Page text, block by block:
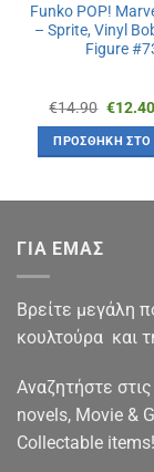
Funko POP!
– Sprite, Vinyl
Figure
€14.90 Original
was:
€12.40
ΠΡΟΣΘΉΚΗ ΣΤΟ
ΓΙΑ ΕΜΑΣ
Βρείτε μεγάλη
κουλτούρα και
Αναζητήστε
novels, Movie &
Collectable items!